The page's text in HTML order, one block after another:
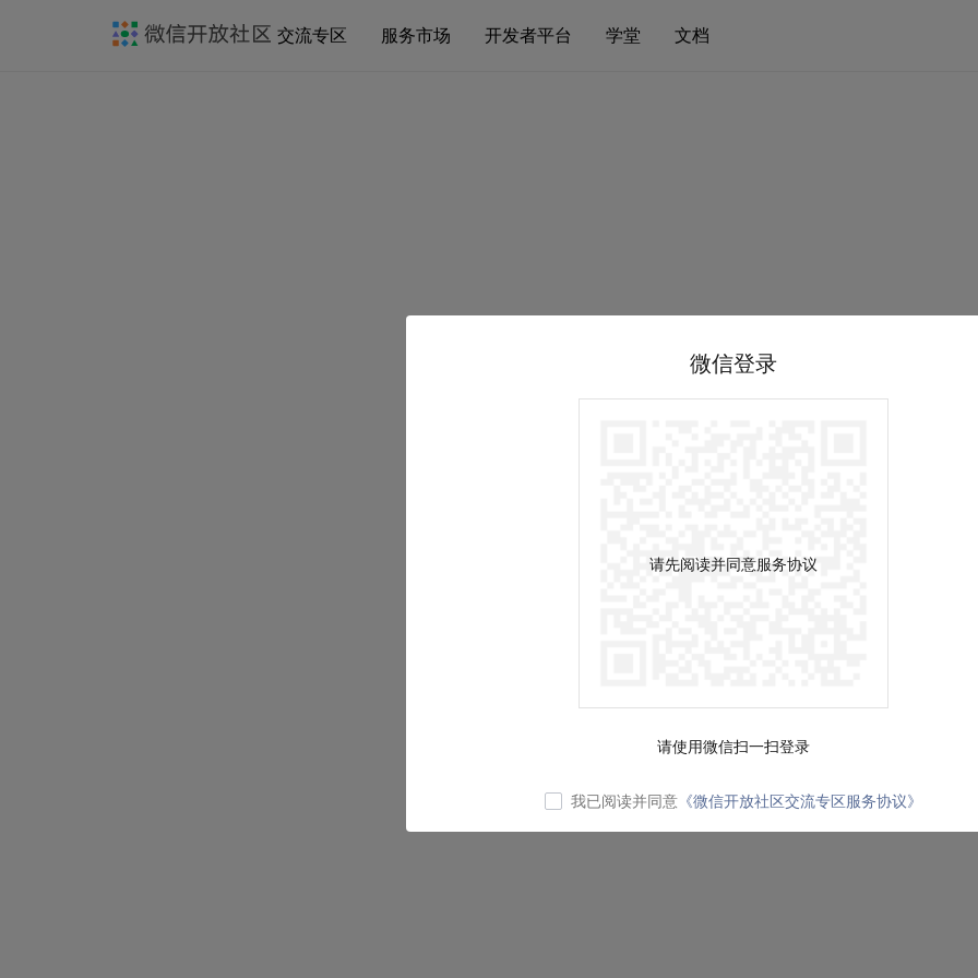
交流专区 服务市场 开发者平台 学堂 文档
微信登录
请先阅读并同意服务协议
请使用微信扫一扫登录
我已阅读并同意 《微信开放社区交流专区服务协议》